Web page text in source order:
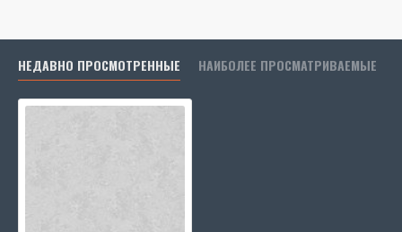
НЕДАВНО ПРОСМОТРЕННЫЕ НАИБОЛЕЕ ПРОСМАТРИВАЕМЫЕ